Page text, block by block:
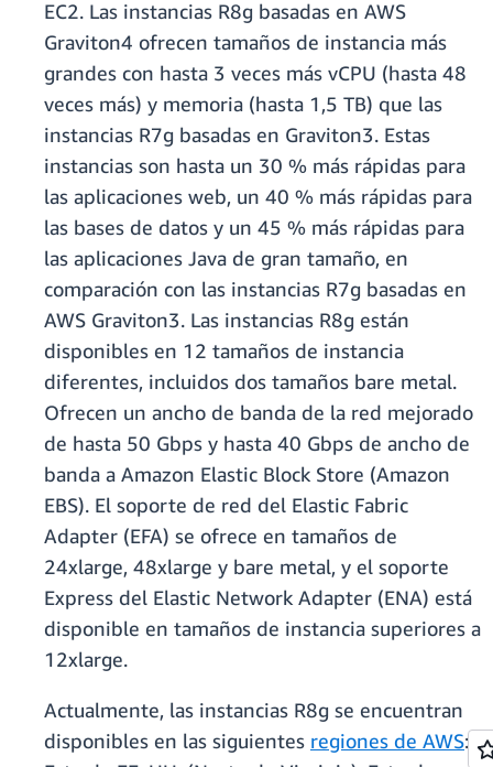
EC2. Las instancias R8g basadas en AWS
Graviton4 ofrecen tamaños de instancia más
grandes con hasta 3 veces más vCPU (hasta 48
veces más) y memoria (hasta 1,5 TB) que las
instancias R7g basadas en Graviton3. Estas
instancias son hasta un 30 % más rápidas para
las aplicaciones web, un 40 % más rápidas para
las bases de datos y un 45 % más rápidas para
las aplicaciones Java de gran tamaño, en
comparación con las instancias R7g basadas en
AWS Graviton3. Las instancias R8g están
disponibles en 12 tamaños de instancia
diferentes, incluidos dos tamaños bare metal.
Ofrecen un ancho de banda de la red mejorado
de hasta 50 Gbps y hasta 40 Gbps de ancho de
banda a Amazon Elastic Block Store (Amazon
EBS). El soporte de red del Elastic Fabric
Adapter (EFA) se ofrece en tamaños de
24xlarge, 48xlarge y bare metal, y el soporte
Express del Elastic Network Adapter (ENA) está
disponible en tamaños de instancia superiores a
12xlarge.
Actualmente, las instancias R8g se encuentran
disponibles en las siguientes regiones de AWS: